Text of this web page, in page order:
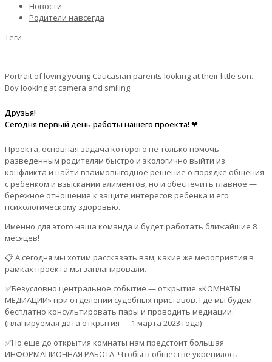
Новости
Родители навсегда
Теги
Portrait of loving young Caucasian parents looking at their little son.
Boy looking at camera and smiling
Друзья!
Сегодня первый день работы нашего проекта! ❤
Проекта, основная задача которого не только помочь
разведенным родителям быстро и экологично выйти из
конфликта и найти взаимовыгодное решение о порядке общения
с ребенком и взыскании алиментов, но и обеспечить главное —
бережное отношение к защите интересов ребенка и его
психологическому здоровью.
Именно для этого наша команда и будет работать ближайшие 8
месяцев!
📋 А сегодня мы хотим рассказать вам, какие же мероприятия в
рамках проекта мы запланировали.
✅Безусловно центральное событие — открытие «КОМНАТЫ
МЕДИАЦИИ» при отделении судебных приставов. Где мы будем
бесплатно консультировать пары и проводить медиации.
(планируемая дата открытия — 1 марта 2023 года)
✅Но еще до открытия комнаты нам предстоит большая
ИНФОРМАЦИОННАЯ РАБОТА. Чтобы в обществе укрепилось